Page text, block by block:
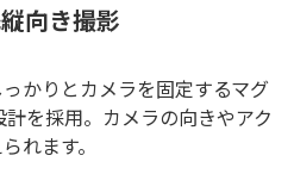
向き撮影
かりとカメラを固定するマグ
を採用。カメラの向きやアク
れます。